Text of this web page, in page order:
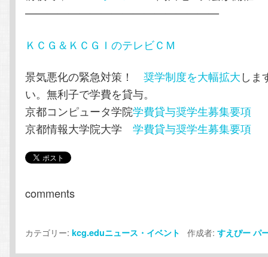
——————————————————
ＫＣＧ＆ＫＣＧＩのテレビＣＭ
景気悪化の緊急対策！奨学制度を大幅拡大し
い。無利子で学費を貸与。
京都コンピュータ学院学費貸与奨学生募集要項
京都情報大学院大学学費貸与奨学生募集要項
comments
カテゴリー:kcg.eduニュース・イベント 作成者:すえぴー パ